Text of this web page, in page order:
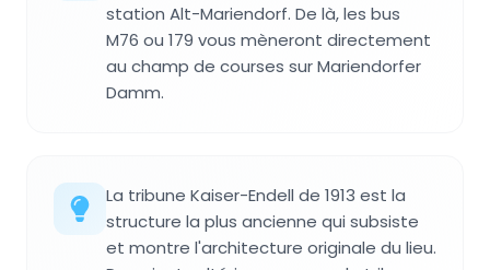
station Alt-Mariendorf. De là, les bus
M76 ou 179 vous mèneront directement
au champ de courses sur Mariendorfer
Damm.
La tribune Kaiser-Endell de 1913 est la
structure la plus ancienne qui subsiste
et montre l'architecture originale du lieu.